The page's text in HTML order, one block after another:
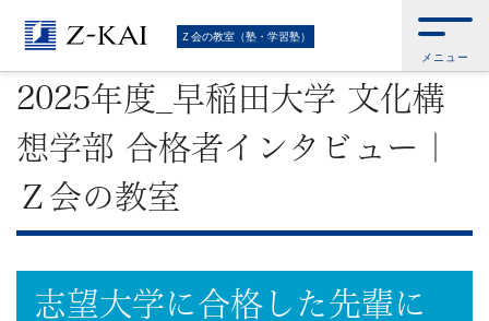
難
関
校
受
験
Ｚ会の教室（塾・学習塾）
メニュー
Ｚ会トップ> Ｚ会の教室（塾・学習塾）>2025年度_早稲田大学 文化構想学
部 合格者インタビュー｜Ｚ会の教室
2025年度_早稲田大学 文化構
想学部 合格者インタビュー｜
Ｚ会の教室
志望大学に合格した先輩に